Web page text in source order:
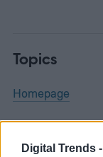
Digital Trends -
Topics
Homepage